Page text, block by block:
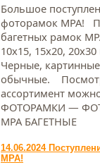
Большое
фоторамок МРА!
багетных рамок
10х15, 15х20, 20х30
Черные,
обычные.
ассортимент
ФОТОРАМКИ —
МРА БАГЕТНЫЕ
14.06.2024
МРА!